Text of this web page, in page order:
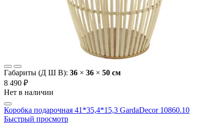
Габариты (Д Ш В): 36 × 36 × 50 cм
8 490 ₽
Нет в наличии
Коробка подарочная 41*35,4*15,3 GardaDecor 10860.10
Быстрый просмотр